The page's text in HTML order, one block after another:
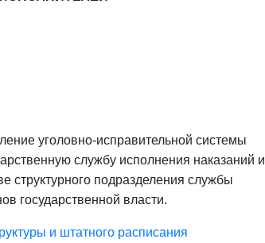
уголовно-исправительной системы
службу исполнения наказаний и
структурного подразделения службы
государственной власти.
и штатного расписания